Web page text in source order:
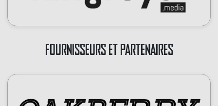
FOURNISSEURS ET PARTENAIRES